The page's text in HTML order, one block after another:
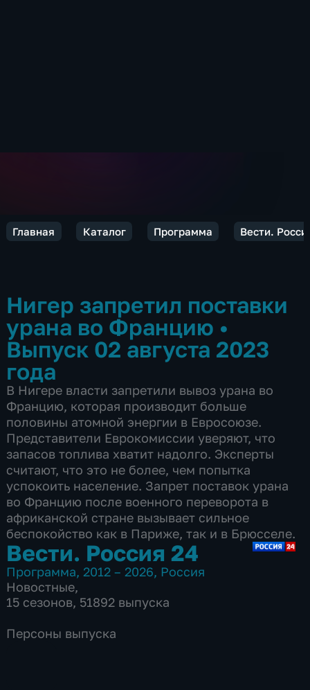
Главная Каталог Программа Вести.
Нигер запретил поставки
урана во Францию •
Выпуск 02 августа 2023
года
В Нигере власти запретили вывоз урана во
Францию, которая производит больше
половины атомной энергии в Евросоюзе.
Представители Еврокомиссии уверяют, что
запасов топлива хватит надолго. Эксперты
считают, что это не более, чем попытка
успокоить население. Запрет поставок урана
во Францию после военного переворота в
африканской стране вызывает сильное
беспокойство как в Париже, так и в Брюсселе.
Вести. Россия 24
Программа, 2012 – 2026, Россия
Новостные,
15 сезонов, 51892 выпуска
Персоны выпуска